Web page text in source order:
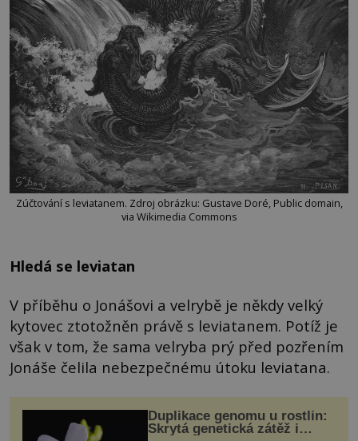
Zúčtování s leviatanem. Zdroj obrázku: Gustave Doré, Public domain,
via Wikimedia Commons
Hledá se leviatan
V příběhu o Jonášovi a velrybě je někdy velký
kytovec ztotožněn právě s leviatanem. Potíž je
však v tom, že sama velryba prý před pozřením
Jonáše čelila nebezpečnému útoku leviatana.
Duplikace genomu u rostlin:
Skrytá genetická zátěž i